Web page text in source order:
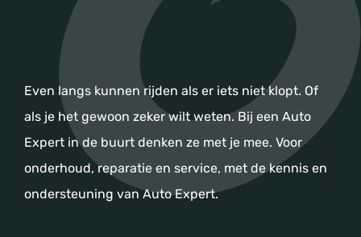
Even langs kunnen rijden als er iets niet klopt. Of
als je het gewoon zeker wilt weten. Bij een Auto
Expert in de buurt denken ze met je mee. Voor
onderhoud, reparatie en service, met de kennis en
ondersteuning van Auto Expert.